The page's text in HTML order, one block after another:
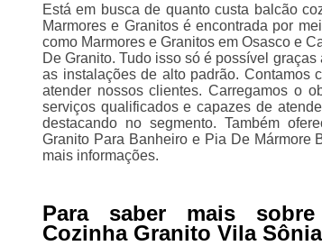
Está em busca de quanto custa balcão
Marmores e Granitos é encontrada por
como Marmores e Granitos em Osasco e
De Granito. Tudo isso só é possível
as instalações de alto padrão. Contamos
atender nossos clientes. Carregamos o
serviços qualificados e capazes de
destacando no segmento. Também
Granito Para Banheiro e Pia De Mármore
mais informações.
Para saber mais
Cozinha Granito Vila Sônia